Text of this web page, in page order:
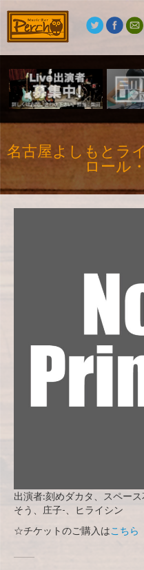
名古屋よしもとラ
ロール
出演者:刻めダカタ、スペー
そう、庄子-、ヒライシン
☆チケットのご購入はこちら